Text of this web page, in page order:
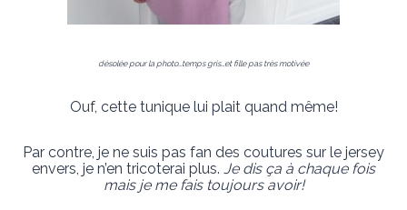
désolée pour la photo…temps gris…et fille pas très motivée
Ouf, cette tunique lui plait quand même!
Par contre, je ne suis pas fan des coutures sur le jersey
envers, je n’en tricoterai plus. Je dis ça à chaque fois
mais je me fais toujours avoir!